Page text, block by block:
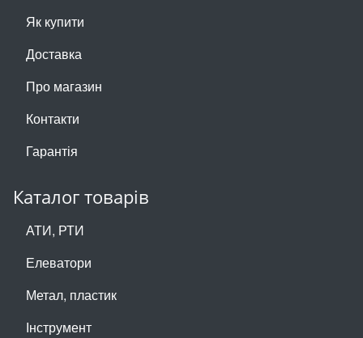
Як купити
Доставка
Про магазин
Контакти
Гарантія
Каталог товарів
АТИ, РТИ
Елеватори
Метал, пластик
Інструмент